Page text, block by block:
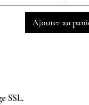
Ajouter au
SSL.